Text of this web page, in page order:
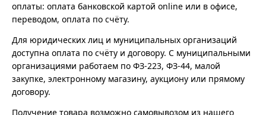
оплаты: оплата банковской картой online или в офисе,
переводом, оплата по счёту.
Для юридических лиц и муниципальных организаций
доступна оплата по счёту и договору. С муниципальными
организациями работаем по ФЗ-223, ФЗ-44, малой
закупке, электронному магазину, аукциону или прямому
договору.
Получение товара возможно самовывозом из нашего